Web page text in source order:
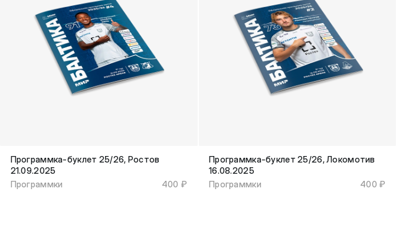
Программка-буклет 25/26, Ростов
21.09.2025
Программки
400 ₽
Программка-буклет 25/26, Локомотив
16.08.2025
Программки
400 ₽